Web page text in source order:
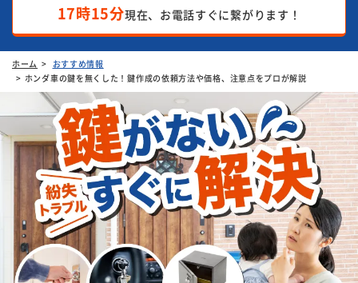
17時15分現在、お電話すぐに繋がります！
ホーム
おすすめ情報
ホンダ車の鍵を無くした！鍵作成の依頼方法や価格、注意点をプロが解説